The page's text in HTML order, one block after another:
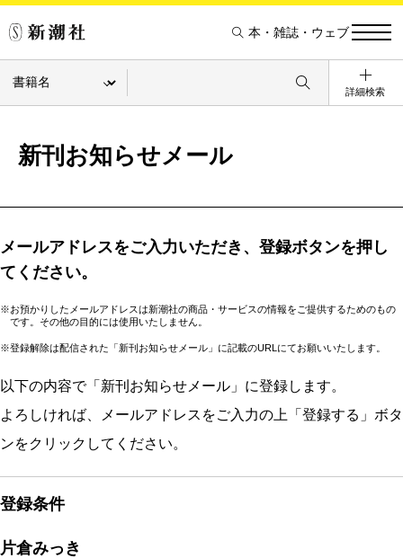
本・雑誌・ウェブ
詳細検索
新刊お知らせメール
メールアドレスをご入力いただき、登録ボタンを押し
てください。
※お預かりしたメールアドレスは新潮社の商品・サービスの情報をご提供するためのもの
です。その他の目的には使用いたしません。
※登録解除は配信された「新刊お知らせメール」に記載のURLにてお願いいたします。
以下の内容で「新刊お知らせメール」に登録します。
よろしければ、メールアドレスをご入力の上「登録する」ボタ
ンをクリックしてください。
登録条件
片倉みっき